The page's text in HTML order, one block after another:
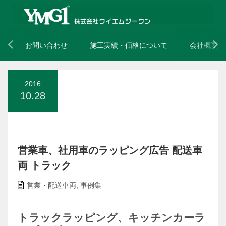
お問い合わせ 施工実績・価格について 会社概要
2016
10.28
営業車、社用車のラッピング広告 配送車
両 トラック
営業・配送車両 事例集
トラックラッピング、キッチンカーラ